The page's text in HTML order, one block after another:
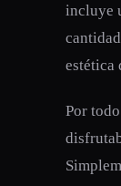
incluye
estética
Por